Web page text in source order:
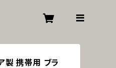
製 携帯用 ブラ